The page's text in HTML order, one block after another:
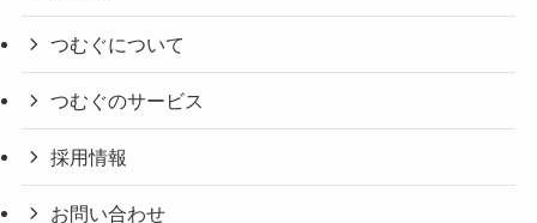
つむぐについて
つむぐのサービス
採用情報
お問い合わせ